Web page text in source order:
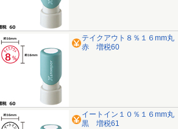
テイクアウト８％１６mm丸
赤 増税60
イートイン１０％１６mm丸
黒 増税61